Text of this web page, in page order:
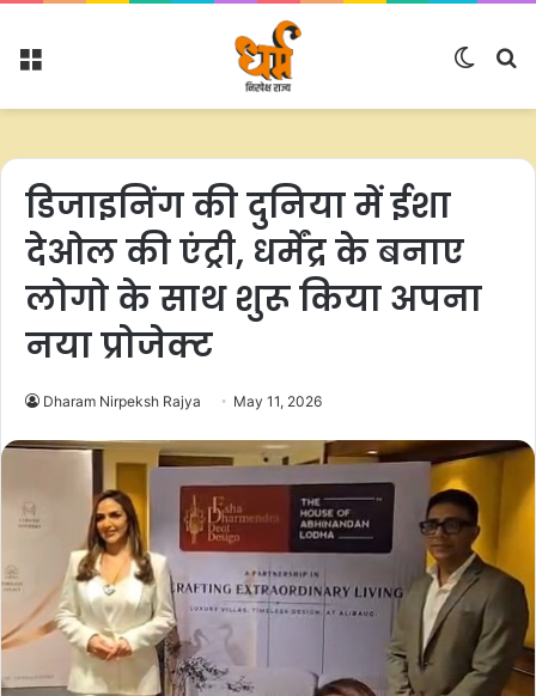
Menu
Switch
डिजाइनिंग की दुनिया में ईशा
देओल की एंट्री, धर्मेंद्र के बनाए
लोगो के साथ शुरू किया अपना
नया प्रोजेक्ट
Dharam Nirpeksh Rajya May 11, 2026